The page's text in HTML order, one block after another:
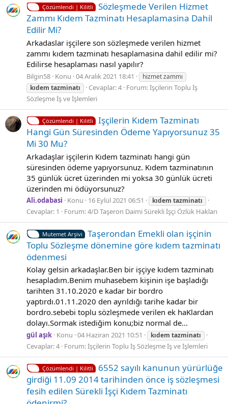
Çözümlendi | Kilitli
Sözleşmede Verilen Hizmet
Zammı Kıdem Tazminatı Hesaplamasina Dahil
Edilir Mi?
Arkadaslar işçilere son sözleşmede verilen hizmet
zammı kıdem tazminatı hesaplamasina dahil edilir mi?
Edilirse hesaplaması nasıl yapılır?
Bilgin58 Konu 04 Aralık 2021 18:41
hizmet zammı
kıdem tazminatı Cevaplar: 4 Forum:İşçilerin Toplu İş
Sözleşme İş ve İşlemleri
Çözümlendi | Kilitli
Işçilerin Kıdem Tazminatı
Hangi Gün Süresinden Ödeme Yapıyorsunuz 35
Mi 30 Mu?
Arkadaşlar işçilerin Kıdem tazminatı hangi gün
süresinden ödeme yapıyorsunuz. Kıdem tazminatının
35 günlük ücret üzerinden mi yoksa 30 günlük ücreti
üzerinden mi ödüyorsunuz?
Ali.odabasi Konu 16 Eylül 2021 06:51 kıdem tazminatı
Cevaplar: 1 Forum:4/D Taşeron Daimi Sürekli İşçi Özlük Hakları
Mutemet Arşivi
Taşerondan Emekli olan işçinin
Toplu Sözleşme dönemine göre kıdem tazminatı
ödenmesi
Kolay gelsin arkadaşlar.Ben bir işçiye kıdem tazminatı
hesapladım.Benim muhasebem kişinin işe başladığı
tarihten 31.10.2020 e kadar bir bordro
yaptırdı.01.11.2020 den ayrıldığı tarihe kadar bir
bordro.sebebi toplu sözleşmede verilen ek haKlardan
dolayı.Sormak istediğim konu;biz normal de...
gül aşık Konu 04 Haziran 2021 10:51 kıdem tazminatı
Cevaplar: 4 Forum:İşçilerin Toplu İş Sözleşme İş ve İşlemleri
Çözümlendi | Kilitli
6552 sayılı kanunun yürürlüğe
girdiği 11.09 2014 tarihinden önce iş sözleşmesi
fesih edilen Sürekli İşçi Kıdem Tazminatı